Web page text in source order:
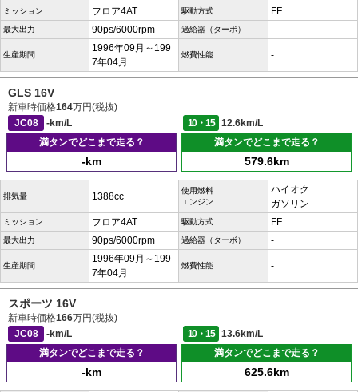
ミッション フロア4AT 駆動方式 FF
最大出力 90ps/6000rpm 過給器（ターボ） -
生産期間
1996年09月～199
7年04月
燃費性能 -
GLS 16V
新車時価格164万円(税抜)
JC08
-km/L 10・15
12.6km/L
満タンでどこまで走る？
-km
満タンでどこまで走る？
579.6km
排気量 1388cc
使用燃料
エンジン
ハイオク
ガソリン
ミッション フロア4AT 駆動方式 FF
最大出力 90ps/6000rpm 過給器（ターボ） -
生産期間
1996年09月～199
7年04月
燃費性能 -
スポーツ 16V
新車時価格166万円(税抜)
JC08
-km/L 10・15
13.6km/L
満タンでどこまで走る？
-km
満タンでどこまで走る？
625.6km